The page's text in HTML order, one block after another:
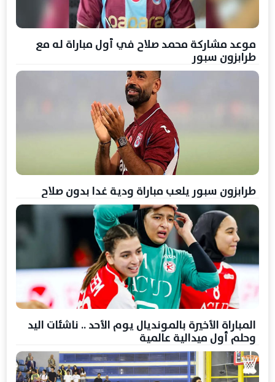
موعد مشاركة محمد صلاح في أول مباراة له مع
طرابزون سبور
طرابزون سبور يلعب مباراة ودية غدا بدون صلاح
المباراة الأخيرة بالمونديال يوم الأحد .. ناشئات اليد
وحلم أول ميدالية عالمية